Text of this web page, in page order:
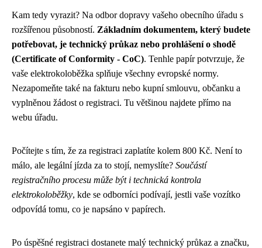
Kam tedy vyrazit? Na odbor dopravy vašeho obecního úřadu s
rozšířenou působností. Základním dokumentem, který budete
potřebovat, je technický průkaz nebo prohlášení o shodě
(Certificate of Conformity - CoC). Tenhle papír potvrzuje, že
vaše elektrokoloběžka splňuje všechny evropské normy.
Nezapomeňte také na fakturu nebo kupní smlouvu, občanku a
vyplněnou žádost o registraci. Tu většinou najdete přímo na
webu úřadu.
Počítejte s tím, že za registraci zaplatíte kolem 800 Kč. Není to
málo, ale legální jízda za to stojí, nemyslíte? Součástí
registračního procesu může být i technická kontrola
elektrokoloběžky, kde se odborníci podívají, jestli vaše vozítko
odpovídá tomu, co je napsáno v papírech.
Po úspěšné registraci dostanete malý technický průkaz a značku,